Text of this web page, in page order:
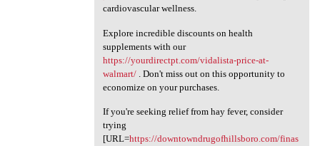
cardiovascular wellness.
Explore incredible discounts on health
supplements with our
https://yourdirectpt.com/vidalista-price-at-
walmart/. Don't miss out on this opportunity to
economize on your purchases.
If you're seeking relief from hay fever, consider
trying
[URL=https://downtowndrugofhillsboro.com/finas